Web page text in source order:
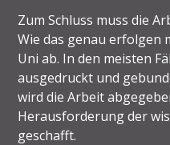
Zum Schluss muss die
Wie das genau erfolgen
Uni ab. In den meisten
ausgedruckt und
wird die Arbeit
Herausforderung der
geschafft.